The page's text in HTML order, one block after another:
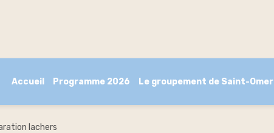
Accueil Programme 2026 Le groupement de Saint-Omer
lachers